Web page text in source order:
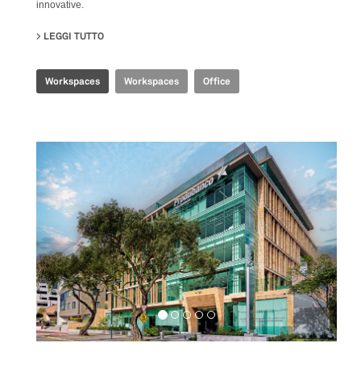
innovative.
LEGGI TUTTO
Workspaces Workspaces Office